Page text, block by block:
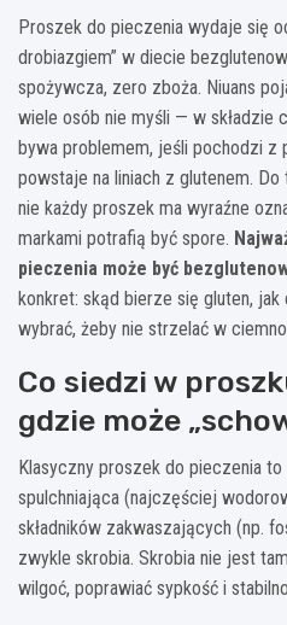
Proszek do pieczenia wydaje się
drobiazgiem” w diecie
spożywcza, zero zboża. Niuans
wiele osób nie myśli — w składzie
bywa problemem, jeśli pochodzi z
powstaje na liniach z glutenem.
nie każdy proszek ma wyraźne
markami potrafią być spore.
pieczenia może być
konkret: skąd bierze się gluten,
wybrać, żeby nie strzelać w
Co siedzi w
gdzie może
Klasyczny proszek do pieczenia
spulchniająca (najczęściej
składników zakwaszających (np.
zwykle skrobia. Skrobia nie jest
wilgoć, poprawiać sypkość i